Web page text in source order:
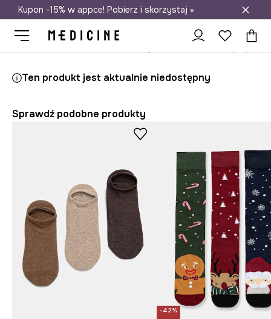
Darmowa dostawa do salonów
Kupon -15% w appce! Pobierz i skorzystaj »
Ten produkt jest aktualnie niedostępny
Sprawdź podobne produkty
-42%